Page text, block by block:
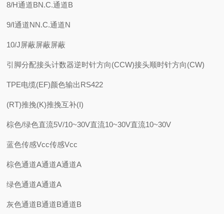
8/H通道BN.C.通道B
9/I通道NN.C.通道N
10/J屏蔽屏蔽屏蔽
引脚分配接头计数器逆时针方向(CCW)接头顺时针方向(CW)
TPE电缆(EF)颜色输出RS422
(RT)推挽(K)推挽互补(I)
棕色/绿色直流5V/10~30V直流10~30V直流10~30V
蓝色传感Vcc传感Vcc
棕色通道A通道A通道A
绿色通道A通道A
灰色通道B通道B通道B